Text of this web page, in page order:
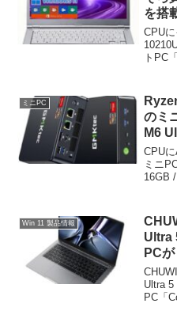
を搭
ック
CPU
トPC
ミニPC
のミ
M6
CPU
ミニ
16GB
が、
いま
Win 11 製品情報
Ultra
PC
りス
Ultra 5
PC「